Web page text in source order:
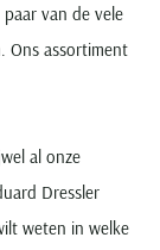
van de vele
Ons assortiment
al onze
Dressler
weten in welke